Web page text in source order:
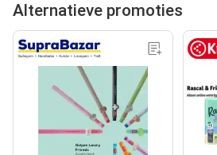
Alternatieve promoties